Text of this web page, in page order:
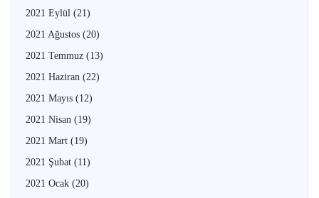
2021 Eylül (21)
2021 Ağustos (20)
2021 Temmuz (13)
2021 Haziran (22)
2021 Mayıs (12)
2021 Nisan (19)
2021 Mart (19)
2021 Şubat (11)
2021 Ocak (20)